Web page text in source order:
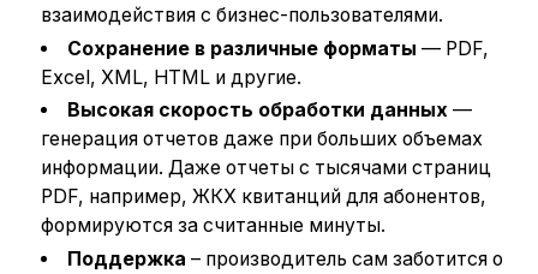
взаимодействия с бизнес-пользователями.
Сохранение в различные форматы — PDF,
Excel, XML, HTML и другие.
Высокая скорость обработки данных—
генерация отчетов даже при больших объемах
информации. Даже отчеты с тысячами страниц
PDF, например, ЖКХ квитанций для абонентов,
формируются за считанные минуты.
Поддержка – производитель сам заботится о